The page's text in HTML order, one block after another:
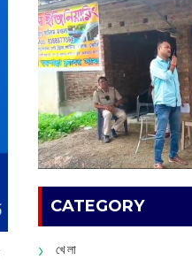
CATEGORY
খেলা